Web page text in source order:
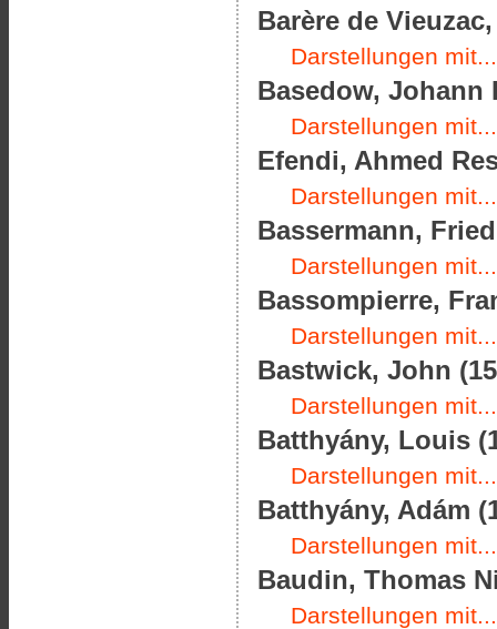
Barère de
Darstellungen mit...
Basedow, Johann
Darstellungen mit...
Efendi, Ahmed
Darstellungen mit...
Bassermann,
Darstellungen mit...
Bassompierre,
Darstellungen mit...
Bastwick, John
Darstellungen mit...
Batthyány, Louis
Darstellungen mit...
Batthyány, Adám
Darstellungen mit...
Baudin, Thomas
Darstellungen mit...